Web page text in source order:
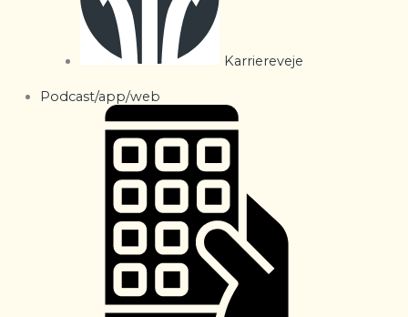
Karriereveje
Podcast/app/web